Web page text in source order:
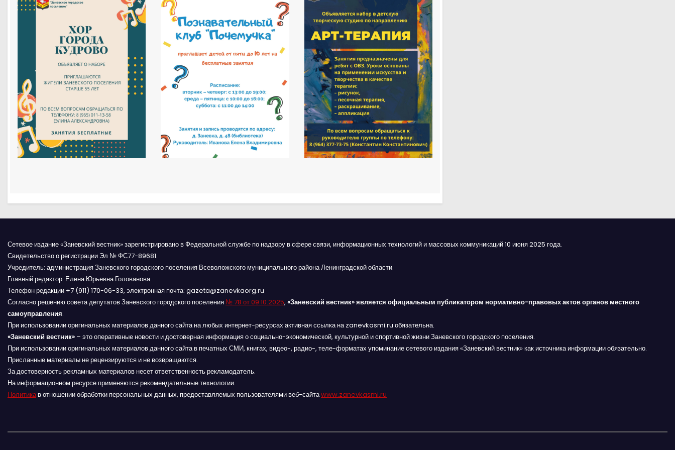
Сетевое издание «Заневский вестник» зарегистрировано в Федеральной службе по надзору в сфере связи, информационных технологий и массовых коммуникаций 10 июня 2025 года.
Свидетельство о регистрации Эл № ФС77-89681.
Учредитель: администрация Заневского городского поселения Всеволожского муниципального района Ленинградской области.
Главный редактор: Елена Юрьевна Голованова.
Телефон редакции +7 (911) 170-06-33, электронная почта: gazeta@zanevkaorg.ru
Согласно решению совета депутатов Заневского городского поселения № 78 от 09.10.2025, «Заневский вестник» является официальным публикатором нормативно-правовых актов органов местного
самоуправления.
При использовании оригинальных материалов данного сайта на любых интернет-ресурсах активная ссылка на zanevkasmi.ru обязательна.
«Заневский вестник» – это оперативные новости и достоверная информация о социально-экономической, культурной и спортивной жизни Заневского городского поселения.
При использовании оригинальных материалов данного сайта в печатных СМИ, книгах, видео-, радио-, теле-форматах упоминание сетевого издания «Заневский вестник» как источника информации обязательно.
Присланные материалы не рецензируются и не возвращаются.
За достоверность рекламных материалов несет ответственность рекламодатель.
На информационном ресурсе применяются рекомендательные технологии.
Политикав отношении обработки персональных данных, предоставляемых пользователями веб-сайтаwww.zanevkasmi.ru